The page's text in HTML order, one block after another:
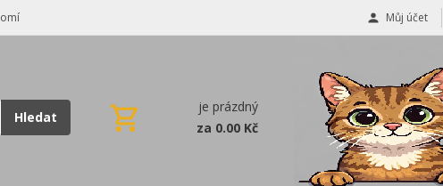
Můj účet
Hledat
je prázdný
za 0.00 Kč